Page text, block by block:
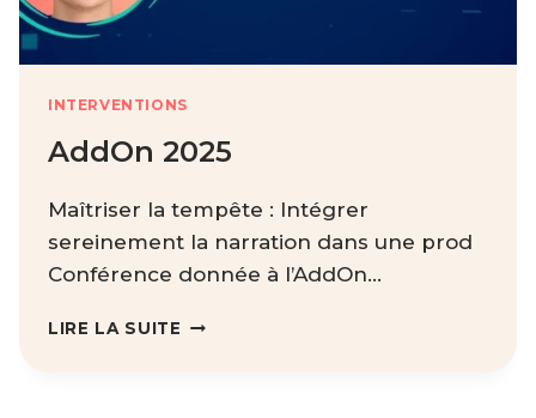
INTERVENTIONS
AddOn 2025
Maîtriser la tempête : Intégrer
sereinement la narration dans une prod
Conférence donnée à l’AddOn…
LIRE LA SUITE ADDON